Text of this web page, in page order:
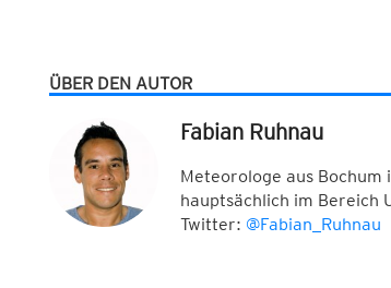
ÜBER DEN AUTOR
Fabian Ruhnau
Meteorologe aus
hauptsächlich im Bereich
Twitter: @Fabian_Ruhnau